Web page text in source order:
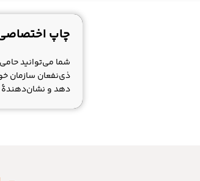
چاپ اختصاصی
شما می‌توانید
ذی‌نفعان سازمان
دهد و نشان‌دهندۀ